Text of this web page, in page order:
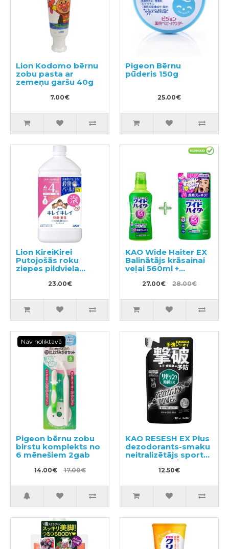
Lion Kodomo bērnu
zobu pasta ar
zemeņu garšu 40g
7.00€
Pigeon Bērnu
pūderis 150g
25.00€
Lion KireiKirei
Putojošās roku
ziepes pildviela
23.00€
KAO Wide Haiter EX
Balinātājs krāsainai
veļai 560ml +
pildviela 450ml
27.00€ 28.00€
Nav noliktavā
Pigeon bērnu zobu
birstu komplekts no
6 mēnešiem 2gab
14.00€ 17.00€
KAO RESESH EX Plus
dezodorants-smaku
neitralizētājs sporta
un darba apģērbam,
pildviela 310ml
12.50€